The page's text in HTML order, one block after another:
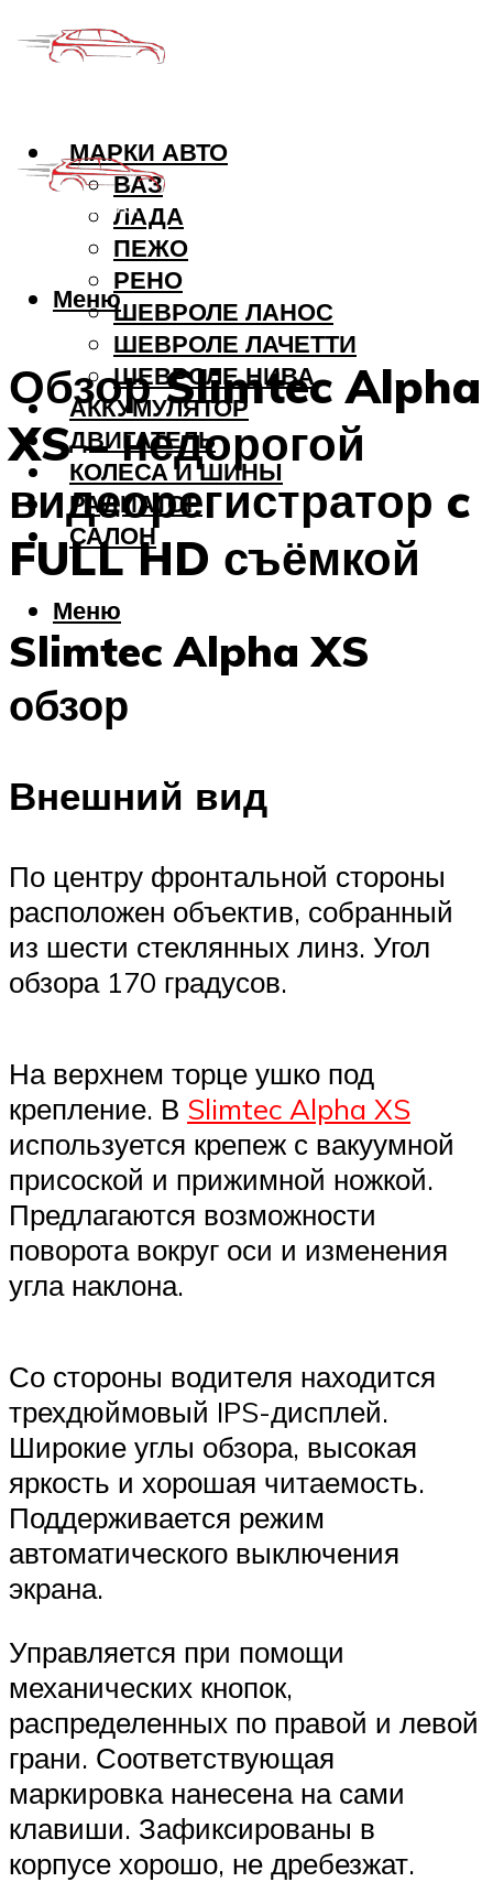
МАРКИ АВТО
ВАЗ
ЛАДА
ПЕЖО
РЕНО
ШЕВРОЛЕ ЛАНОС
ШЕВРОЛЕ ЛАЧЕТТИ
ШЕВРОЛЕ НИВА
АККУМУЛЯТОР
ДВИГАТЕЛЬ
КОЛЕСА И ШИНЫ
РАДИАТОР
САЛОН
Меню
Меню
Обзор Slimtec Alpha
XS – недорогой
видеорегистратор c
FULL HD съёмкой
Slimtec Alpha XS
обзор
Внешний вид
По центру фронтальной стороны
расположен объектив, собранный
из шести стеклянных линз. Угол
обзора 170 градусов.
На верхнем торце ушко под
крепление. В Slimtec Alpha XS
используется крепеж с вакуумной
присоской и прижимной ножкой.
Предлагаются возможности
поворота вокруг оси и изменения
угла наклона.
Со стороны водителя находится
трехдюймовый IPS-дисплей.
Широкие углы обзора, высокая
яркость и хорошая читаемость.
Поддерживается режим
автоматического выключения
экрана.
Управляется при помощи
механических кнопок,
распределенных по правой и левой
грани. Соответствующая
маркировка нанесена на сами
клавиши. Зафиксированы в
корпусе хорошо, не дребезжат.